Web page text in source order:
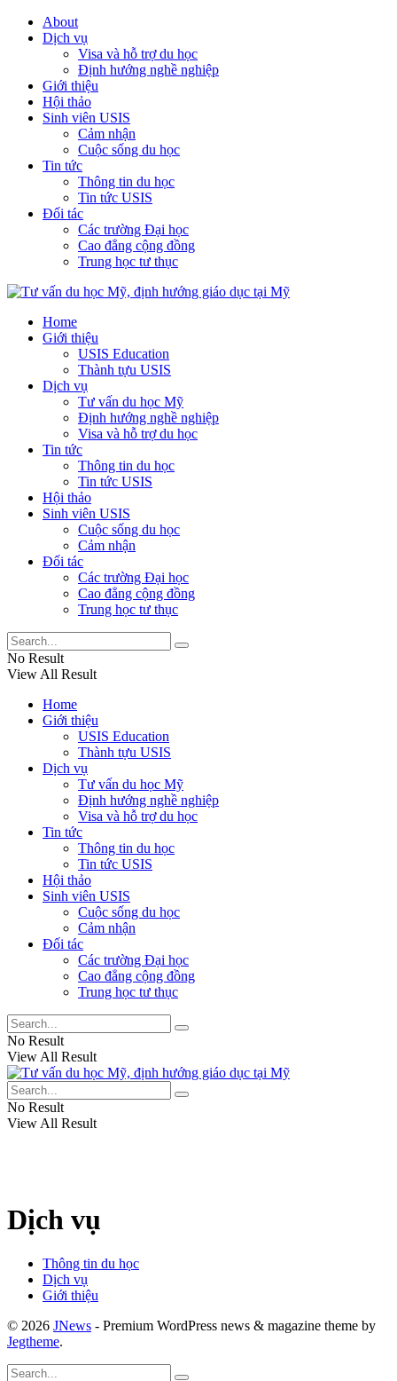
About
Dịch vụ
Visa và hỗ trợ du học
Định hướng nghề nghiệp
Giới thiệu
Hội thảo
Sinh viên USIS
Cảm nhận
Cuộc sống du học
Tin tức
Thông tin du học
Tin tức USIS
Đối tác
Các trường Đại học
Cao đẳng cộng đồng
Trung học tư thục
Home
Giới thiệu
USIS Education
Thành tựu USIS
Dịch vụ
Tư vấn du học Mỹ
Định hướng nghề nghiệp
Visa và hỗ trợ du học
Tin tức
Thông tin du học
Tin tức USIS
Hội thảo
Sinh viên USIS
Cuộc sống du học
Cảm nhận
Đối tác
Các trường Đại học
Cao đẳng cộng đồng
Trung học tư thục
No Result
View All Result
Home
Giới thiệu
USIS Education
Thành tựu USIS
Dịch vụ
Tư vấn du học Mỹ
Định hướng nghề nghiệp
Visa và hỗ trợ du học
Tin tức
Thông tin du học
Tin tức USIS
Hội thảo
Sinh viên USIS
Cuộc sống du học
Cảm nhận
Đối tác
Các trường Đại học
Cao đẳng cộng đồng
Trung học tư thục
No Result
View All Result
No Result
View All Result
Dịch vụ
Thông tin du học
Dịch vụ
Giới thiệu
© 2026 JNews - Premium WordPress news & magazine theme by
Jegtheme.